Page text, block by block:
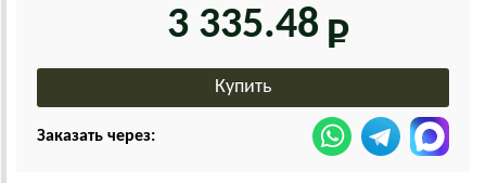
3 335.48
Заказать через: